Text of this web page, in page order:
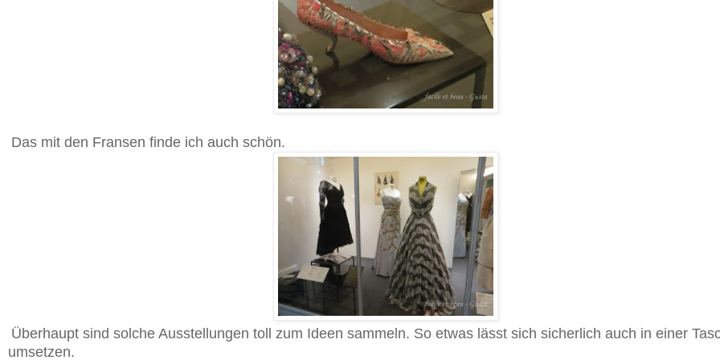
Das mit den Fransen finde ich auch schön.
Überhaupt sind solche Ausstellungen toll zum Ideen sammeln. So etwas lässt sich sicherlich auch in einer
umsetzen.